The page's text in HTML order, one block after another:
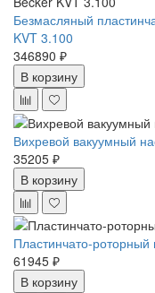
Безмасляный
KVT 3.100
346890 ₽
В корзину
Вихревой вакуумный
35205 ₽
В корзину
Пластинчато-
61945 ₽
В корзину